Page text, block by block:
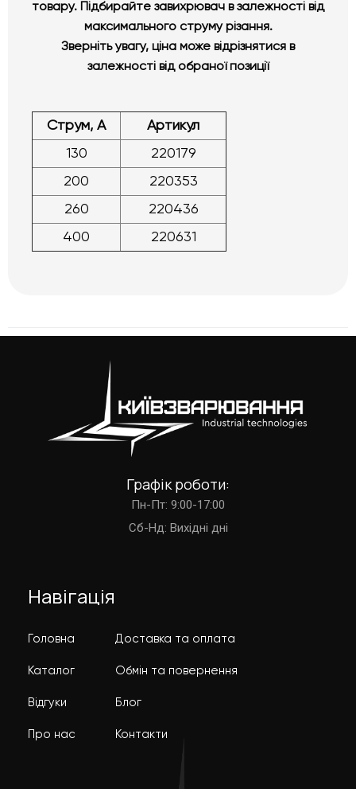
товару. Підбирайте завихрювач в залежності від
максимального струму різання.
Зверніть увагу, ціна може відрізнятися в
залежності від обраної позиції
Струм, А
Артикул
130
220179
200
220353
260
220436
400
220631
Графік роботи:
Пн-Пт: 9:00-17:00
Cб-Нд: Вихідні дні
Навігація
Головна
Каталог
Відгуки
Про нас
Доставка та оплата
Обмін та повернення
Блог
Контакти